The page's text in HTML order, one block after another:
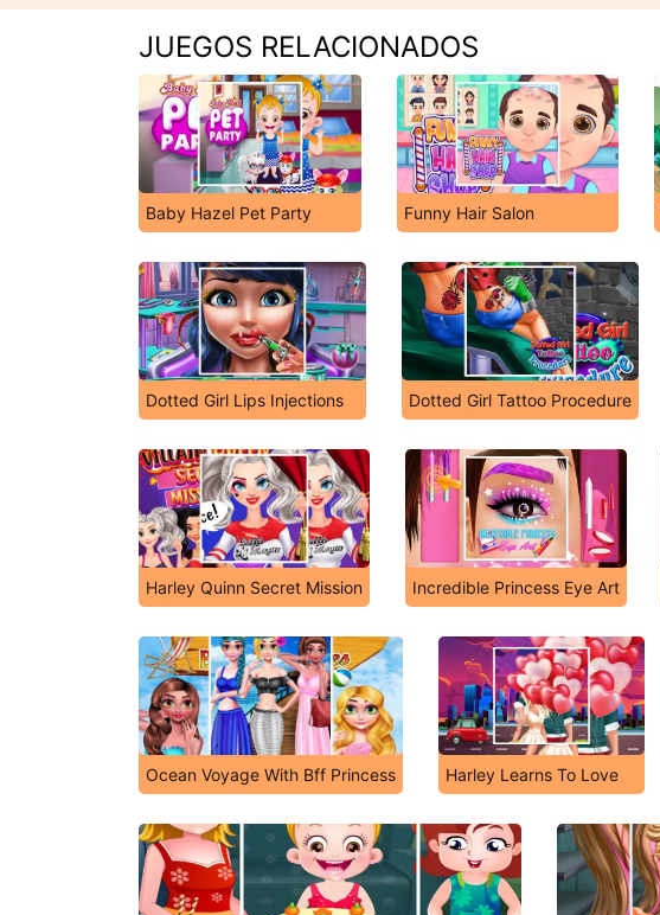
JUEGOS RELACIONADOS
Baby Hazel Pet Party Funny Hair Salon
Dotted Girl Lips Injections Dotted Girl Tattoo Procedure
Harley Quinn Secret Mission Incredible Princess Eye Art
Ocean Voyage With Bff Princess Harley Learns To Love